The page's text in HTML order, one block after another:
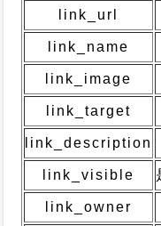
link_url
link_name
link_image
link_target
link_description
link_visible
link_owner